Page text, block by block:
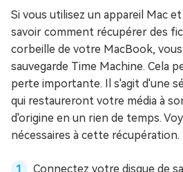
Si vous utilisez un appareil Mac
savoir comment récupérer des
corbeille de votre MacBook,
sauvegarde Time Machine. Cela
perte importante. Il s'agit d'une
qui restaureront votre média à
d'origine en un rien de temps.
nécessaires à cette récupération.
Connectez votre disque de